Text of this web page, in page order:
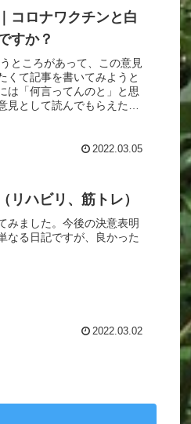
コロナワクチンと白
すか？
ところがあって、この意見
くて記事を書いてみようと
は「何言ってんのと」と思
として読んでもらえたら
2022.03.05
リハビリ、筋トレ）
みました。今後の決意表明
なる日記ですが、良かった
2022.03.02